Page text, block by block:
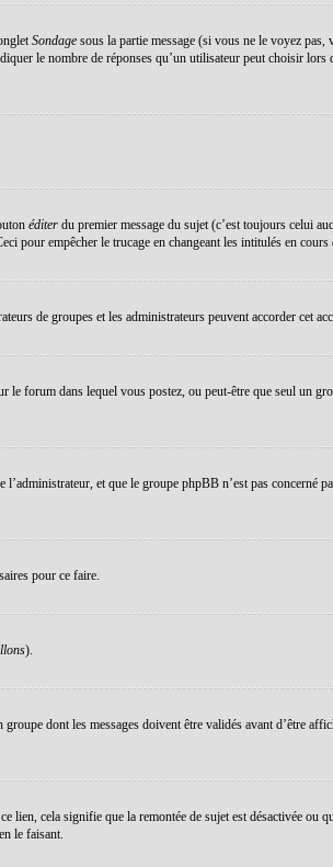
Sondage sous la partie message (si vous ne le voyez pas,
le nombre de réponses qu’un utilisateur peut choisir
éditer du premier message du sujet (c’est toujours celui
pour empêcher le trucage en changeant les intitulés en cours
de groupes et les administrateurs peuvent accorder cet
forum dans lequel vous postez, ou peut-être que seul un
et que le groupe phpBB n’est pas concerné
pour ce faire.
).
dont les messages doivent être validés avant d’être
lien, cela signifie que la remontée de sujet est désactivée ou
le faisant.